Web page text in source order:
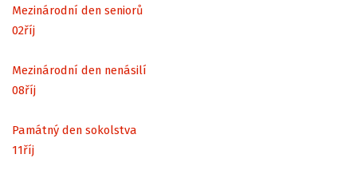
Mezinárodní den seniorů
02říj
Mezinárodní den nenásilí
08říj
Památný den sokolstva
11říj